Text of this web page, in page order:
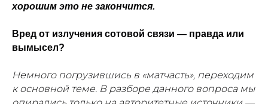
хорошим это не закончится.
Вред от излучения сотовой связи — правда или
вымысел?
Немного погрузившись в «матчасть», переходим
к основной теме. В разборе данного вопроса мы